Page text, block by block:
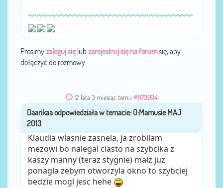
Prosimyzaloguj sięlub zarejestruj się na forumsię, aby
dołączyć do rozmowy.
12 lata 3 miesiąc temu #873934
przezDaarikaa
Klaudia wlasnie zasnela, ja zrobilam
mezowi bo nalegal ciasto na szybcika z
kaszy manny (teraz stygnie) małż juz
ponagla zebym otworzyla okno to szybciej
bedzie mogl jesc hehe